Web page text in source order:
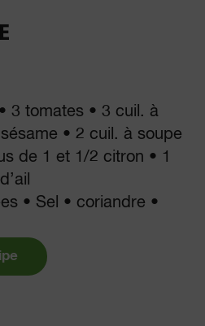
3 tomates • 3 cuil. à
• 2 cuil. à soupe
de 1 et 1/2 citron • 1
• Sel • coriandre •